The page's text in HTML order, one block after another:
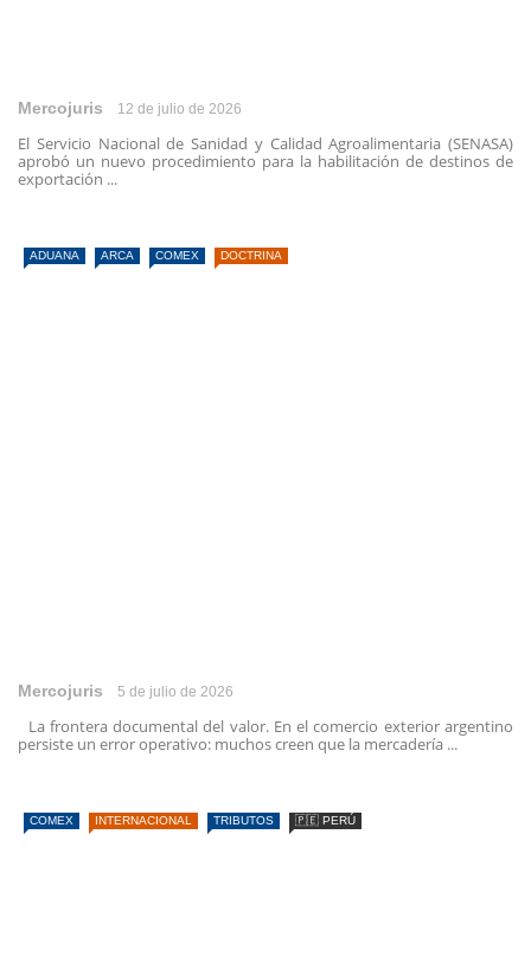
Mercojuris 12 de julio de 2026
El Servicio Nacional de Sanidad y Calidad Agroalimentaria (SENASA)
aprobó un nuevo procedimiento para la habilitación de destinos de
exportación ...
ADUANA ARCA COMEX DOCTRINA
Mercojuris 5 de julio de 2026
La frontera documental del valor. En el comercio exterior argentino
persiste un error operativo: muchos creen que la mercadería ...
COMEX INTERNACIONAL TRIBUTOS 🇵🇪 PERÚ